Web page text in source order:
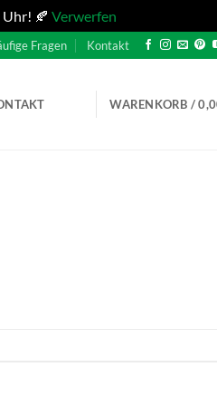
🍂 Verwerfen
Fragen Kontakt
WARENKORB /